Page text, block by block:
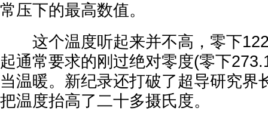
常压下的最高数值。
这个温度听起来并不高，零下
起通常要求的刚过绝对零度(零下
当温暖。新纪录还打破了超导研究界
把温度抬高了二十多摄氏度。